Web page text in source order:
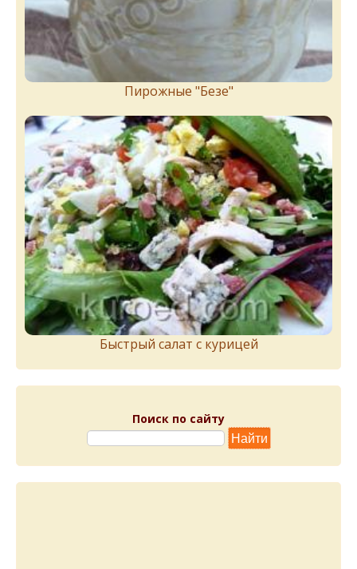
Пирожныe "Бeзe"
Быстрый салат с курицей
Поиск по сайту